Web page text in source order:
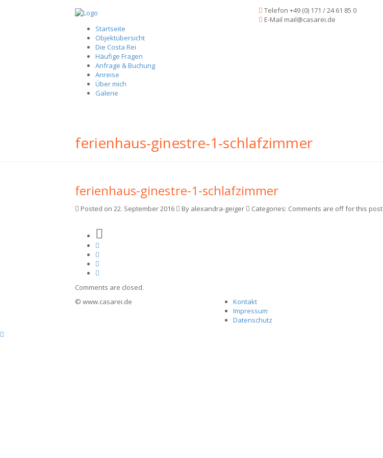
Telefon +49 (0) 171 / 24 61 85 0
E-Mail mail@casarei.de
Startseite
Objektübersicht
Die Costa Rei
Häufige Fragen
Anfrage & Buchung
Anreise
Über mich
Galerie
ferienhaus-ginestre-1-schlafzimmer
ferienhaus-ginestre-1-schlafzimmer
Posted on 22. September 2016 By alexandra-geiger Categories: Comments are off for this post
Comments are closed.
© www.casarei.de
Kontakt
Impressum
Datenschutz